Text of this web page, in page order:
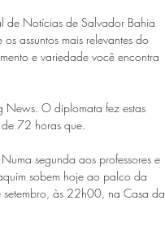
de Notícias de Salvador Bahia
assuntos mais relevantes do
e variedade você encontra
News. O diplomata fez estas
72 horas que.
segunda aos professores e
sobem hoje ao palco da
às 22h00, na Casa da